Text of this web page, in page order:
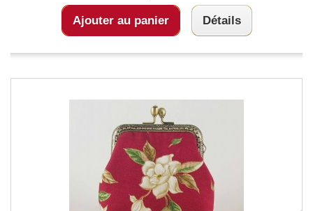
Ajouter au panier Détails